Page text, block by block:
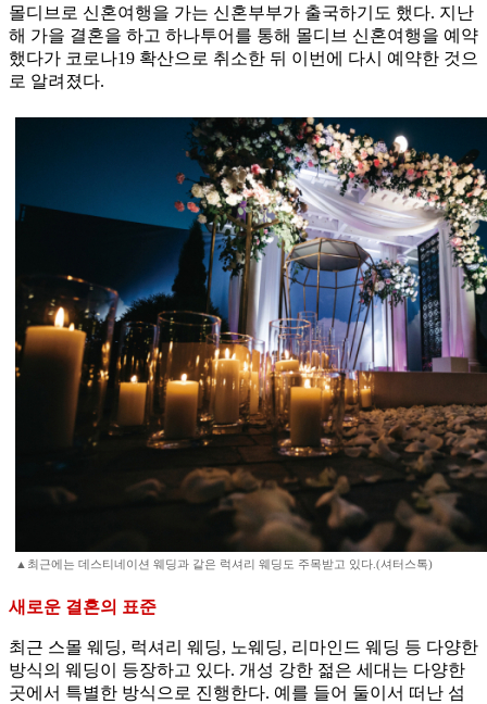
몰디브로 신혼여행을 가는 신혼부부가 출국하기도 했다. 지난
해 가을 결혼을 하고 하나투어를 통해 몰디브 신혼여행을 예약
했다가 코로나19 확산으로 취소한 뒤 이번에 다시 예약한 것으
로 알려졌다.
▲최근에는 데스티네이션 웨딩과 같은 럭셔리 웨딩도 주목받고 있다.(셔터스톡)
새로운 결혼의 표준
최근 스몰 웨딩, 럭셔리 웨딩, 노웨딩, 리마인드 웨딩 등 다양한
방식의 웨딩이 등장하고 있다. 개성 강한 젊은 세대는 다양한
곳에서 특별한 방식으로 진행한다. 예를 들어 둘이서 떠난 섬